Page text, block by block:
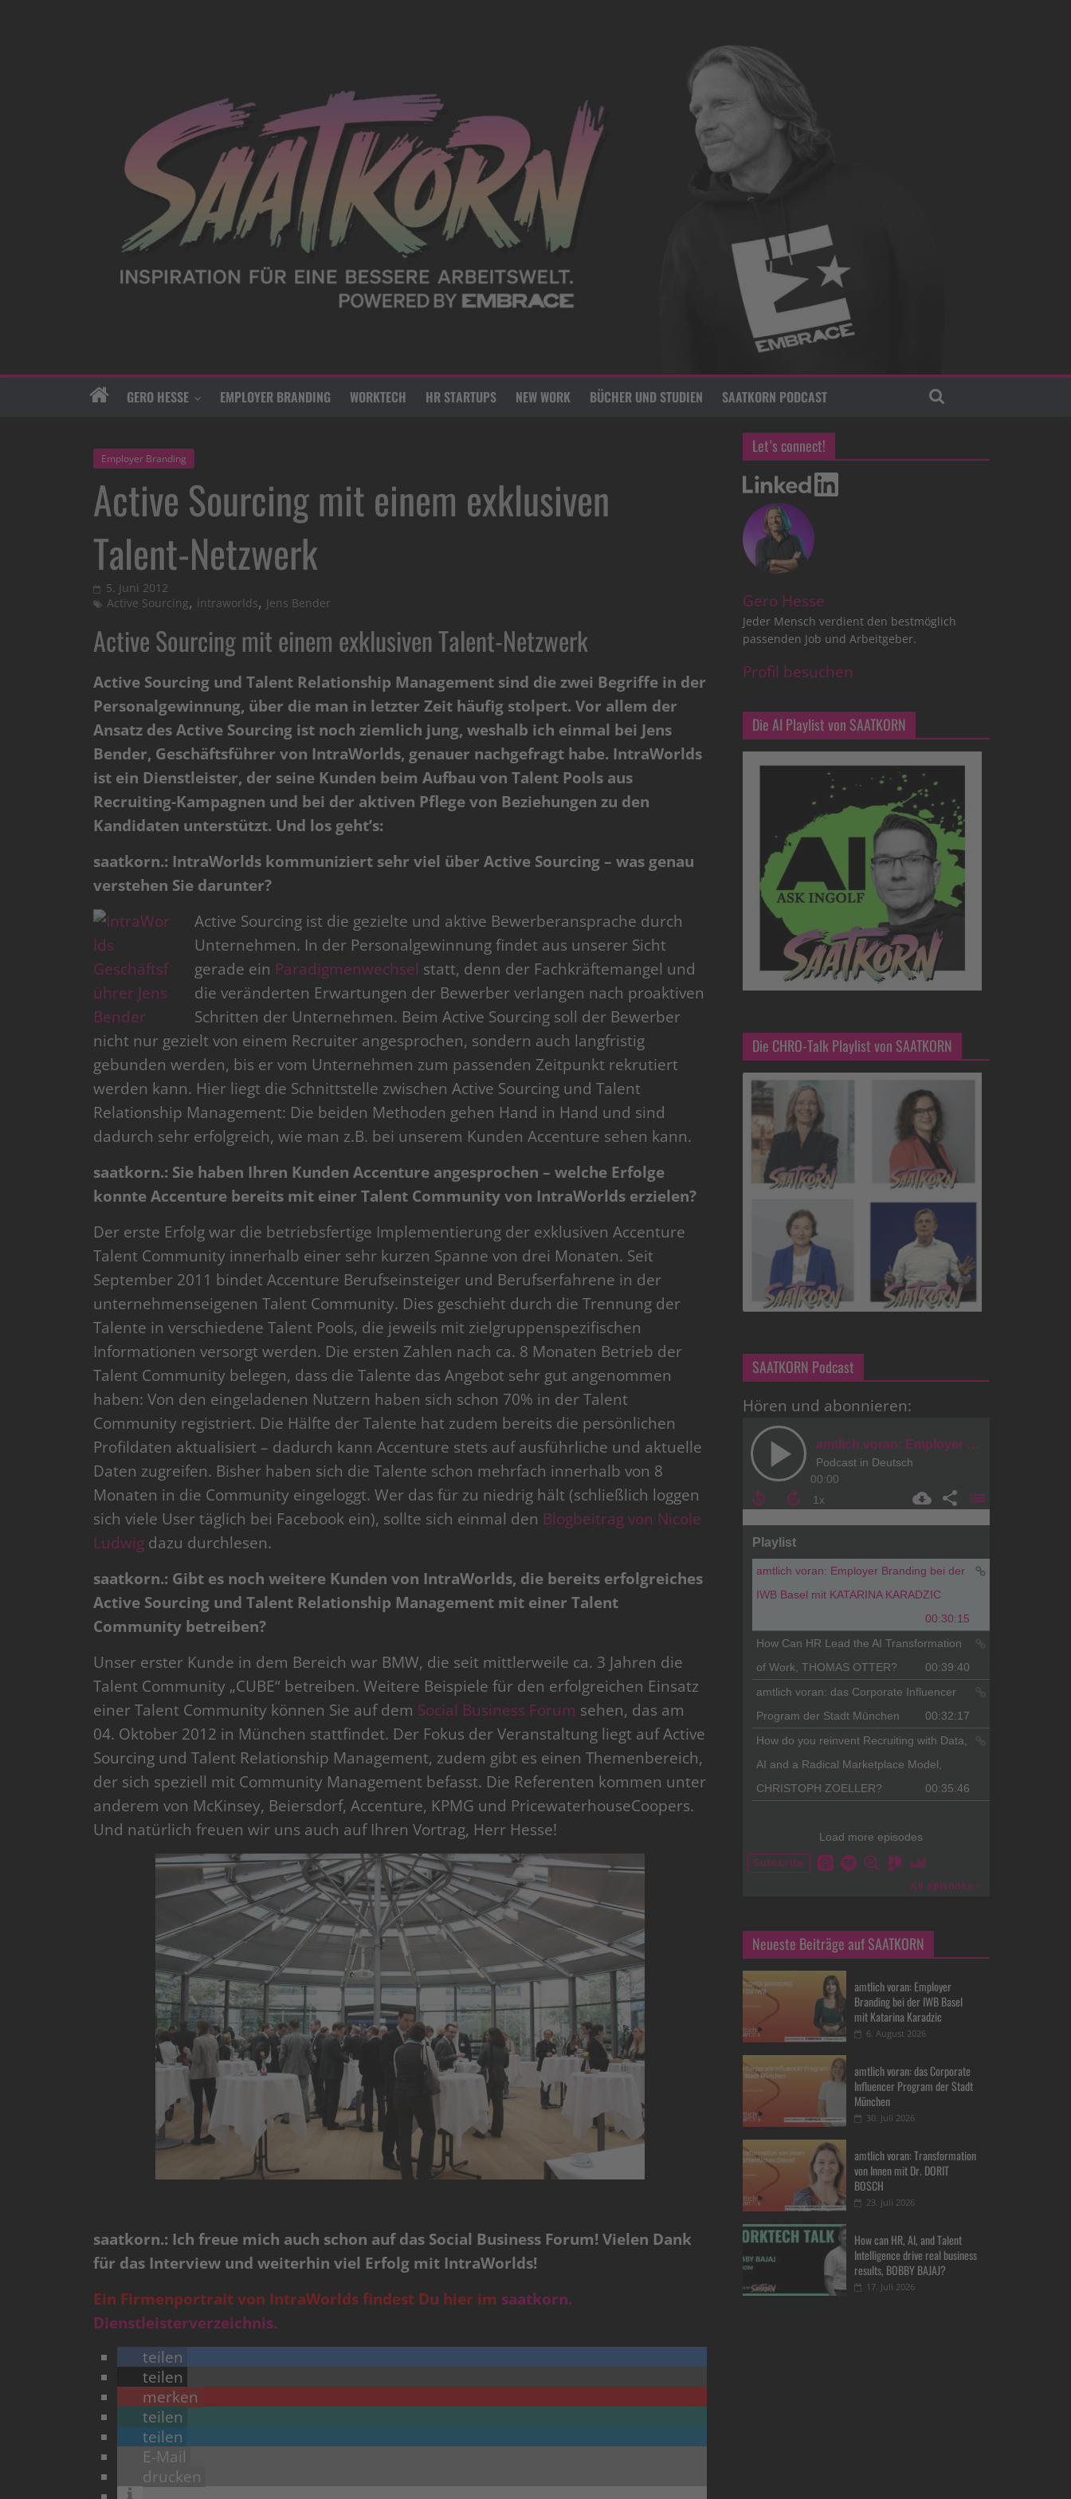
GERO HESSE EMPLOYER BRANDING WORKTECH HR STARTUPS NEW WORK BÜCHER UND STUDIEN SAATKORN PODCAST
Employer Branding
Active Sourcing mit einem exklusiven
Talent-Netzwerk
5. Juni 2012
Active Sourcing, intraworlds, Jens Bender
Active Sourcing mit einem exklusiven Talent-Netzwerk
Active Sourcing und Talent Relationship Management sind die zwei Begriffe in der
Personalgewinnung, über die man in letzter Zeit häufig stolpert. Vor allem der
Ansatz des Active Sourcing ist noch ziemlich jung, weshalb ich einmal bei Jens
Bender, Geschäftsführer von IntraWorlds, genauer nachgefragt habe. IntraWorlds
ist ein Dienstleister, der seine Kunden beim Aufbau von Talent Pools aus
Recruiting-Kampagnen und bei der aktiven Pflege von Beziehungen zu den
Kandidaten unterstützt. Und los geht’s:
saatkorn.: IntraWorlds kommuniziert sehr viel über Active Sourcing – was genau
verstehen Sie darunter?
Active Sourcing ist die gezielte und aktive Bewerberansprache durch
Unternehmen. In der Personalgewinnung findet aus unserer Sicht
gerade ein Paradigmenwechsel statt, denn der Fachkräftemangel und
die veränderten Erwartungen der Bewerber verlangen nach proaktiven
Schritten der Unternehmen. Beim Active Sourcing soll der Bewerber
nicht nur gezielt von einem Recruiter angesprochen, sondern auch langfristig
gebunden werden, bis er vom Unternehmen zum passenden Zeitpunkt rekrutiert
werden kann. Hier liegt die Schnittstelle zwischen Active Sourcing und Talent
Relationship Management: Die beiden Methoden gehen Hand in Hand und sind
dadurch sehr erfolgreich, wie man z.B. bei unserem Kunden Accenture sehen kann.
saatkorn.: Sie haben Ihren Kunden Accenture angesprochen – welche Erfolge
konnte Accenture bereits mit einer Talent Community von IntraWorlds erzielen?
Der erste Erfolg war die betriebsfertige Implementierung der exklusiven Accenture
Talent Community innerhalb einer sehr kurzen Spanne von drei Monaten. Seit
September 2011 bindet Accenture Berufseinsteiger und Berufserfahrene in der
unternehmenseigenen Talent Community. Dies geschieht durch die Trennung der
Talente in verschiedene Talent Pools, die jeweils mit zielgruppenspezifischen
Informationen versorgt werden. Die ersten Zahlen nach ca. 8 Monaten Betrieb der
Talent Community belegen, dass die Talente das Angebot sehr gut angenommen
haben: Von den eingeladenen Nutzern haben sich schon 70% in der Talent
Community registriert. Die Hälfte der Talente hat zudem bereits die persönlichen
Profildaten aktualisiert – dadurch kann Accenture stets auf ausführliche und aktuelle
Daten zugreifen. Bisher haben sich die Talente schon mehrfach innerhalb von 8
Monaten in die Community eingeloggt. Wer das für zu niedrig hält (schließlich loggen
sich viele User täglich bei Facebook ein), sollte sich einmal den Blogbeitrag von Nicole
Ludwig dazu durchlesen.
saatkorn.: Gibt es noch weitere Kunden von IntraWorlds, die bereits erfolgreiches
Active Sourcing und Talent Relationship Management mit einer Talent
Community betreiben?
Unser erster Kunde in dem Bereich war BMW, die seit mittlerweile ca. 3 Jahren die
Talent Community „CUBE“ betreiben. Weitere Beispiele für den erfolgreichen Einsatz
einer Talent Community können Sie auf dem Social Business Forum sehen, das am
04. Oktober 2012 in München stattfindet. Der Fokus der Veranstaltung liegt auf Active
Sourcing und Talent Relationship Management, zudem gibt es einen Themenbereich,
der sich speziell mit Community Management befasst. Die Referenten kommen unter
anderem von McKinsey, Beiersdorf, Accenture, KPMG und PricewaterhouseCoopers.
Und natürlich freuen wir uns auch auf Ihren Vortrag, Herr Hesse!
saatkorn.: Ich freue mich auch schon auf das Social Business Forum! Vielen Dank
für das Interview und weiterhin viel Erfolg mit IntraWorlds!
Ein Firmenportrait von IntraWorlds findest Du hier im saatkorn.
Dienstleisterverzeichnis.
teilen
teilen
merken
teilen
teilen
E-Mail
drucken
Let’s connect!
Gero Hesse
Jeder Mensch verdient den bestmöglich
passenden Job und Arbeitgeber.
Profil besuchen
Die AI Playlist von SAATKORN
Die CHRO-Talk Playlist von SAATKORN
SAATKORN Podcast
Hören und abonnieren:
Neueste Beiträge auf SAATKORN
amtlich voran: Employer
Branding bei der IWB Basel
mit Katarina Karadzic
6. August 2026
amtlich voran: das Corporate
Influencer Program der Stadt
München
30. Juli 2026
amtlich voran: Transformation
von Innen mit Dr. DORIT
BOSCH
23. Juli 2026
How can HR, AI, and Talent
Intelligence drive real business
results, BOBBY BAJAJ?
17. Juli 2026